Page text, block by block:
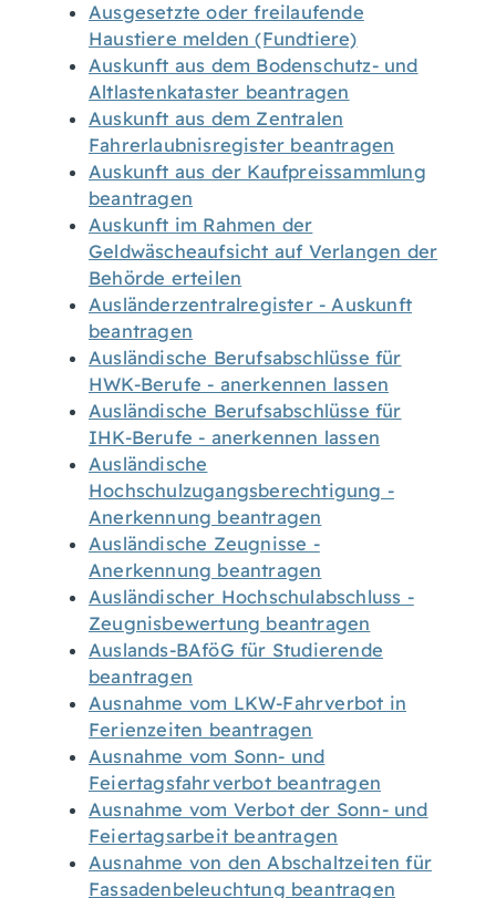
Ausgesetzte oder freilaufende
Haustiere melden (Fundtiere)
Auskunft aus dem Bodenschutz- und
Altlastenkataster beantragen
Auskunft aus dem Zentralen
Fahrerlaubnisregister beantragen
Auskunft aus der Kaufpreissammlung
beantragen
Auskunft im Rahmen der
Geldwäscheaufsicht auf Verlangen der
Behörde erteilen
Ausländerzentralregister - Auskunft
beantragen
Ausländische Berufsabschlüsse für
HWK-Berufe - anerkennen lassen
Ausländische Berufsabschlüsse für
IHK-Berufe - anerkennen lassen
Ausländische
Hochschulzugangsberechtigung -
Anerkennung beantragen
Ausländische Zeugnisse -
Anerkennung beantragen
Ausländischer Hochschulabschluss -
Zeugnisbewertung beantragen
Auslands-BAföG für Studierende
beantragen
Ausnahme vom LKW-Fahrverbot in
Ferienzeiten beantragen
Ausnahme vom Sonn- und
Feiertagsfahrverbot beantragen
Ausnahme vom Verbot der Sonn- und
Feiertagsarbeit beantragen
Ausnahme von den Abschaltzeiten für
Fassadenbeleuchtung beantragen